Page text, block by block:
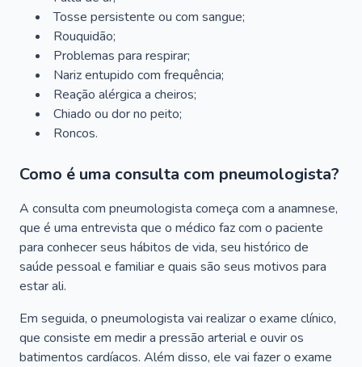
Tosse persistente ou com sangue;
Rouquidão;
Problemas para respirar;
Nariz entupido com frequência;
Reação alérgica a cheiros;
Chiado ou dor no peito;
Roncos.
Como é uma consulta com pneumologista?
A consulta com pneumologista começa com a anamnese,
que é uma entrevista que o médico faz com o paciente
para conhecer seus hábitos de vida, seu histórico de
saúde pessoal e familiar e quais são seus motivos para
estar ali.
Em seguida, o pneumologista vai realizar o exame clínico,
que consiste em medir a pressão arterial e ouvir os
batimentos cardíacos. Além disso, ele vai fazer o exame